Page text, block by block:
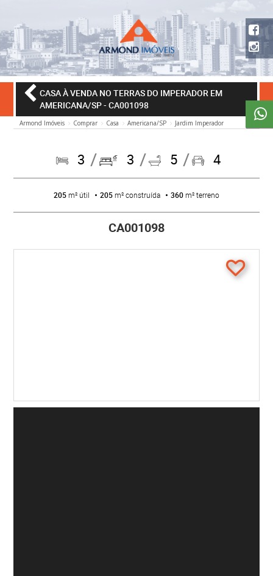
CASA À VENDA NO TERRAS DO IMPERADOR EM
AMERICANA/SP- CA001098
Armond Imóveis Comprar Casa Americana/SP Jardim Imperador
3 3 5 4
205m² útil 205m² construída 360m² terreno
CA001098